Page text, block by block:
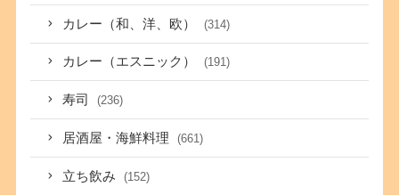
カレー（和、洋、欧） (314)
カレー（エスニック） (191)
寿司 (236)
居酒屋・海鮮料理 (661)
立ち飲み (152)